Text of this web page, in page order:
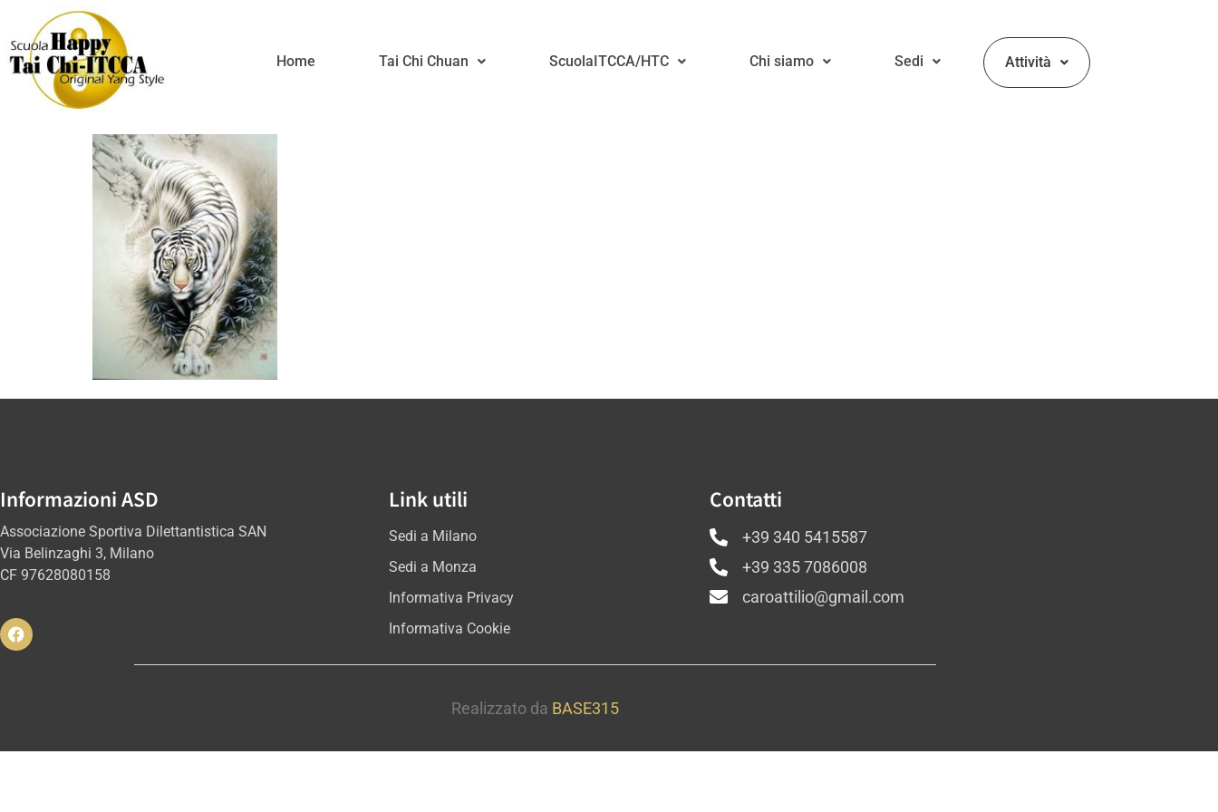
Home Tai Chi Chuan ScuolaITCCA/HTC Chi siamo Sedi Attività
Tigre-Bianca
Informazioni ASD
Associazione Sportiva Dilettantistica SAN
Via Belinzaghi 3, Milano
CF 97628080158
Link utili
Sedi a Milano
Sedi a Monza
Informativa Privacy
Informativa Cookie
Contatti
+39 340 5415587
+39 335 7086008
caroattilio@gmail.com
Realizzato da BASE315